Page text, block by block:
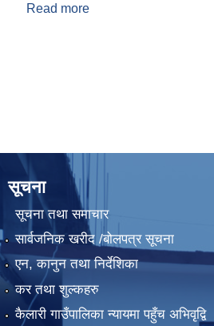
Read more
सूचना
सूचना तथा समाचार
सार्वजनिक खरीद /बोलपत्र सूचना
एन, कानुन तथा निर्देशिका
कर तथा शुल्कहरु
कैलारी गाउँपालिका न्यायमा पहुँच अभिवृद्वि